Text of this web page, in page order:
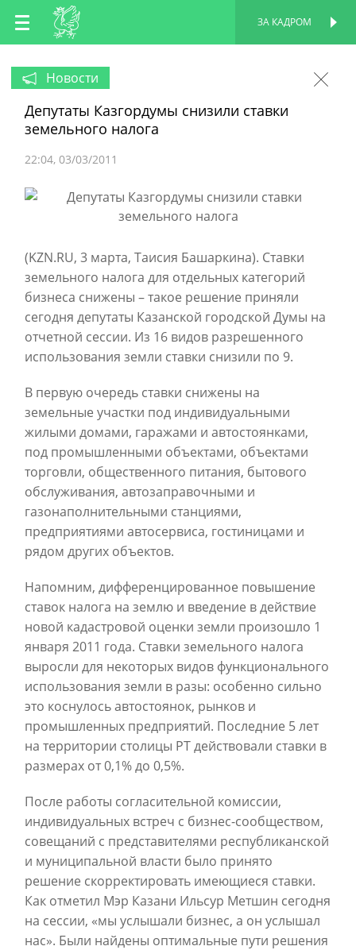
RU
EN
ЗА КАДРОМ
Новости
Депутаты Казгордумы снизили ставки
земельного налога
22:04 03/03/2011
(KZN.RU, 3 марта, Таисия Башаркина). Ставки
земельного налога для отдельных категорий
бизнеса снижены – такое решение приняли
сегодня депутаты Казанской городской Думы на
отчетной сессии. Из 16 видов разрешенного
использования земли ставки снизили по 9.
В первую очередь ставки снижены на
земельные участки под индивидуальными
жилыми домами, гаражами и автостоянками,
под промышленными объектами, объектами
торговли, общественного питания, бытового
обслуживания, автозаправочными и
газонаполнительными станциями,
предприятиями автосервиса, гостиницами и
рядом других объектов.
Напомним, дифференцированное повышение
ставок налога на землю и введение в действие
новой кадастровой оценки земли произошло 1
января 2011 года. Ставки земельного налога
выросли для некоторых видов функционального
использования земли в разы: особенно сильно
это коснулось автостоянок, рынков и
промышленных предприятий. Последние 5 лет
на территории столицы РТ действовали ставки в
размерах от 0,1% до 0,5%.
После работы согласительной комиссии,
индивидуальных встреч с бизнес-сообществом,
совещаний с представителями республиканской
и муниципальной власти было принято
решение скорректировать имеющиеся ставки.
Как отметил Мэр Казани Ильсур Метшин сегодня
на сессии, «мы услышали бизнес, а он услышал
нас». Были найдены оптимальные пути решения
ПЕРСОНАЛЬНАЯ